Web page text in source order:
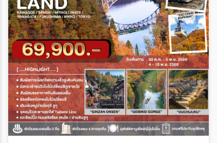
เมือง
สายการบิน
ตั้งแต่วันที่
ถึงวันที่